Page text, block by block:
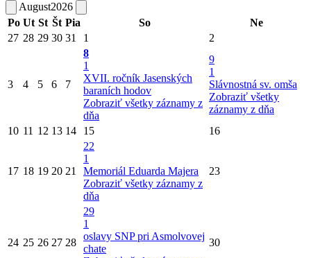
August2026
Po Ut St Št Pia So
Ne
27 28 29 30 31 1 2
3 4 5 6 7
8
1
XVII. ročník Jasenských
baraních hodov
Zobraziť všetky záznamy z
dňa
9
1
Slávnostná sv. omša
Zobraziť všetky
záznamy z dňa
10 11 12 13 14 15 16
17 18 19 20 21
22
1
Memoriál Eduarda Majera
Zobraziť všetky záznamy z
dňa
23
24 25 26 27 28
29
1
oslavy SNP pri Asmolvovej
chate
30